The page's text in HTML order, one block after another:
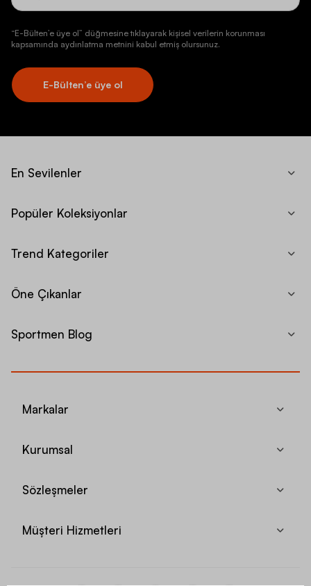
“E-Bülten’e üye ol” düğmesine tıklayarak kişisel verilerin korunması
kapsamında aydınlatma metnini kabul etmiş olursunuz.
E-Bülten’e üye ol
En Sevilenler
Popüler Koleksiyonlar
Trend Kategoriler
Öne Çıkanlar
Sportmen Blog
Markalar
Kurumsal
Sözleşmeler
Müşteri Hizmetleri